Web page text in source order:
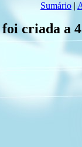
Sumário |
criada a